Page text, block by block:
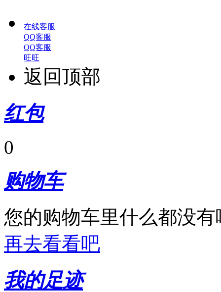
在线客服
QQ客服
QQ客服
旺旺
返回顶部
红包
0
购物车
您的购物车里什么都没有
再去看看吧
我的足迹